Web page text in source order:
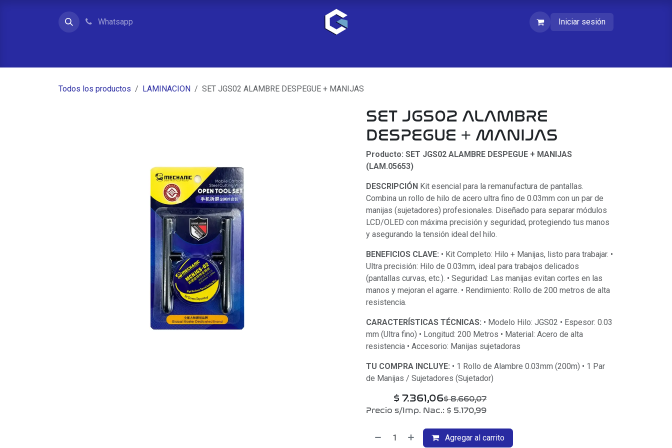
Whatsapp
Iniciar sesión
Todos los productos LAMINACION SET JGS02 ALAMBRE DESPEGUE + MANIJAS
SET JGS02 ALAMBRE
DESPEGUE + MANIJAS
Producto: SET JGS02 ALAMBRE DESPEGUE + MANIJAS
(LAM.05653)
DESCRIPCIÓN Kit esencial para la remanufactura de pantallas.
Combina un rollo de hilo de acero ultra fino de 0.03mm con un par de
manijas (sujetadores) profesionales. Diseñado para separar módulos
LCD/OLED con máxima precisión y seguridad, protegiendo tus manos
y asegurando la tensión ideal del hilo.
BENEFICIOS CLAVE: • Kit Completo: Hilo + Manijas, listo para trabajar. •
Ultra precisión: Hilo de 0.03mm, ideal para trabajos delicados
(pantallas curvas, etc.). • Seguridad: Las manijas evitan cortes en las
manos y mejoran el agarre. • Rendimiento: Rollo de 200 metros de alta
resistencia.
CARACTERÍSTICAS TÉCNICAS: • Modelo Hilo: JGS02 • Espesor: 0.03
mm (Ultra fino) • Longitud: 200 Metros • Material: Acero de alta
resistencia • Accesorio: Manijas sujetadoras
TU COMPRA INCLUYE: • 1 Rollo de Alambre 0.03mm (200m) • 1 Par
de Manijas / Sujetadores (Sujetador)
$ 7.361,06$8.660,07
Precio s/Imp. Nac.: $ 5.170,99
Agregar al carrito